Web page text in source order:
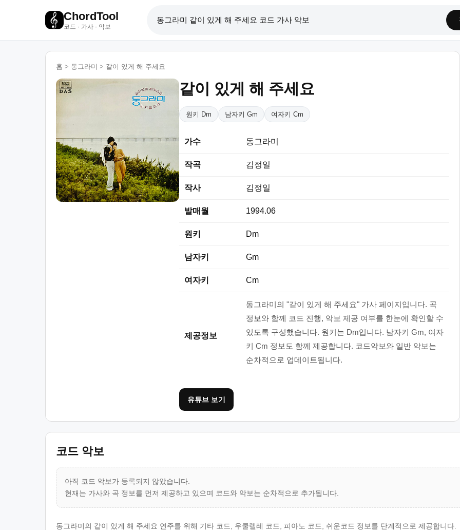
ChordTool
코드 · 가사 · 악보
홈 > 동그라미 > 같이 있게 해 주세요
같이 있게 해 주세요
원키 Dm 남자키 Gm 여자키 Cm
가수 동그라미
작곡 김정일
작사 김정일
발매월 1994.06
원키 Dm
남자키 Gm
여자키 Cm
제공정보
동그라미의 "같이 있게 해 주세요" 가사 페이지입니다. 곡
정보와 함께 코드 진행, 악보 제공 여부를 한눈에 확인할 수
있도록 구성했습니다. 원키는 Dm입니다. 남자키 Gm, 여자
키 Cm 정보도 함께 제공합니다. 코드악보와 일반 악보는
순차적으로 업데이트됩니다.
유튜브 보기
코드 악보
아직 코드 악보가 등록되지 않았습니다.
현재는 가사와 곡 정보를 먼저 제공하고 있으며 코드와 악보는 순차적으로 추가됩니다.
동그라미의 같이 있게 해 주세요 연주를 위해 기타 코드, 우쿨렐레 코드, 피아노 코드, 쉬운코드 정보를 단계적으로 제공합니다.